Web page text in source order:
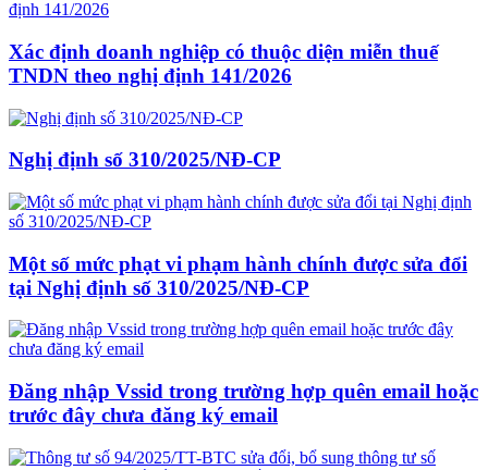
Xác định doanh nghiệp có thuộc diện miễn thuế
TNDN theo nghị định 141/2026
Nghị định số 310/2025/NĐ-CP
Một số mức phạt vi phạm hành chính được sửa đổi
tại Nghị định số 310/2025/NĐ-CP
Đăng nhập Vssid trong trường hợp quên email hoặc
trước đây chưa đăng ký email